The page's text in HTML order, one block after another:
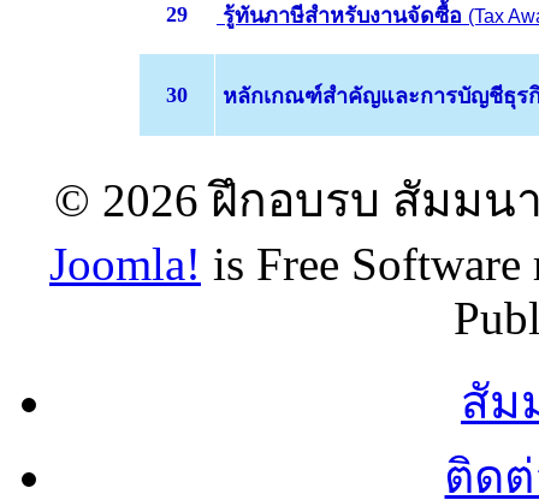
29 รู้ทันภาษีสำหรับงานจัดซื้อ (Tax
30 หลักเกณฑ์สำคัญและการบัญชีธุร
© 2026 ฝึกอบรบ สัมมน
Joomla! is Free Software
สัม
ติด